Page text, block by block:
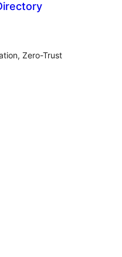
Zero-Trust